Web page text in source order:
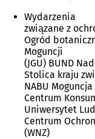
Wydarzenia
związane z
Ogród
Moguncji
(JGU) BUND
Stolica kraju
NABU
Centrum
Uniwersytet
Centrum
(WNZ)